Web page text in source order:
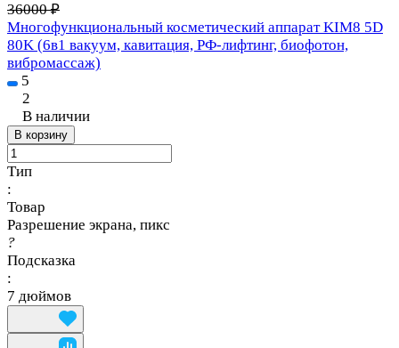
36000 ₽
Многофункциональный косметический аппарат KIM8 5D
80K (6в1 вакуум, кавитация, РФ-лифтинг, биофотон,
вибромассаж)
5
2
В наличии
В корзину
Тип
:
Товар
Разрешение экрана, пикс
?
Подсказка
:
7 дюймов